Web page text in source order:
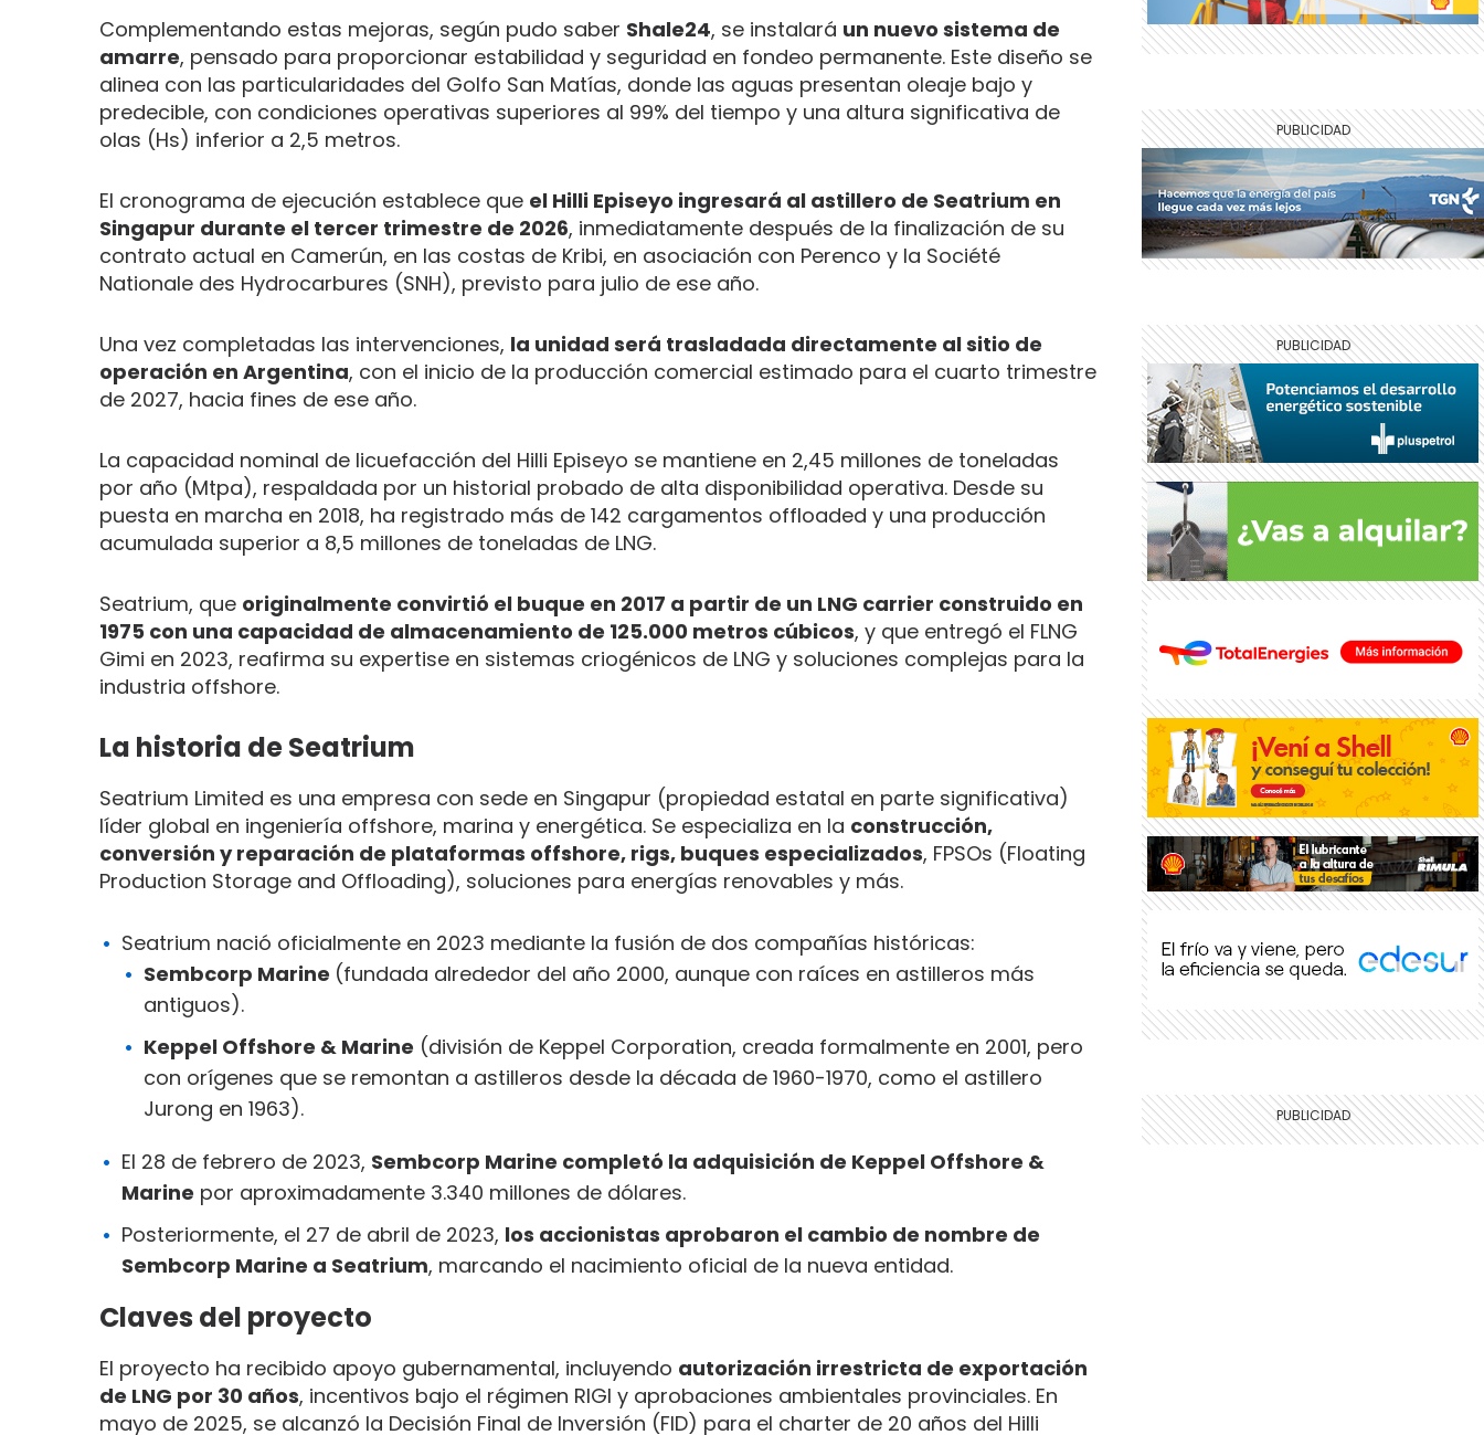
Complementando estas mejoras, según pudo saber Shale24, se instalará un nuevo sistema de
amarre, pensado para proporcionar estabilidad y seguridad en fondeo permanente. Este diseño se
alinea con las particularidades del Golfo San Matías, donde las aguas presentan oleaje bajo y
predecible, con condiciones operativas superiores al 99% del tiempo y una altura significativa de
olas (Hs) inferior a 2,5 metros.
El cronograma de ejecución establece que el Hilli Episeyo ingresará al astillero de Seatrium en
Singapur durante el tercer trimestre de 2026, inmediatamente después de la finalización de su
contrato actual en Camerún, en las costas de Kribi, en asociación con Perenco y la Société
Nationale des Hydrocarbures (SNH), previsto para julio de ese año.
Una vez completadas las intervenciones, la unidad será trasladada directamente al sitio de
operación en Argentina, con el inicio de la producción comercial estimado para el cuarto trimestre
de 2027, hacia fines de ese año.
La capacidad nominal de licuefacción del Hilli Episeyo se mantiene en 2,45 millones de toneladas
por año (Mtpa), respaldada por un historial probado de alta disponibilidad operativa. Desde su
puesta en marcha en 2018, ha registrado más de 142 cargamentos offloaded y una producción
acumulada superior a 8,5 millones de toneladas de LNG.
Seatrium, que originalmente convirtió el buque en 2017 a partir de un LNG carrier construido en
1975 con una capacidad de almacenamiento de 125.000 metros cúbicos, y que entregó el FLNG
Gimi en 2023, reafirma su expertise en sistemas criogénicos de LNG y soluciones complejas para la
industria offshore.
La historia de Seatrium
Seatrium Limited es una empresa con sede en Singapur (propiedad estatal en parte significativa)
líder global en ingeniería offshore, marina y energética. Se especializa en la construcción,
conversión y reparación de plataformas offshore, rigs, buques especializados, FPSOs (Floating
Production Storage and Offloading), soluciones para energías renovables y más.
Seatrium nació oficialmente en 2023 mediante la fusión de dos compañías históricas:
Sembcorp Marine (fundada alrededor del año 2000, aunque con raíces en astilleros más
antiguos).
Keppel Offshore & Marine (división de Keppel Corporation, creada formalmente en 2001, pero
con orígenes que se remontan a astilleros desde la década de 1960-1970, como el astillero
Jurong en 1963).
El 28 de febrero de 2023, Sembcorp Marine completó la adquisición de Keppel Offshore &
Marine por aproximadamente 3.340 millones de dólares.
Posteriormente, el 27 de abril de 2023, los accionistas aprobaron el cambio de nombre de
Sembcorp Marine a Seatrium, marcando el nacimiento oficial de la nueva entidad.
Claves del proyecto
El proyecto ha recibido apoyo gubernamental, incluyendo autorización irrestricta de exportación
de LNG por 30 años, incentivos bajo el régimen RIGI y aprobaciones ambientales provinciales. En
mayo de 2025, se alcanzó la Decisión Final de Inversión (FID) para el charter de 20 años del Hilli